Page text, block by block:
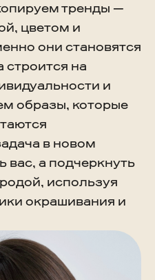
тренды —
цветом и
они становятся
строится на
и
образы, которые
в новом
вас, а подчеркнуть
используя
окрашивания и